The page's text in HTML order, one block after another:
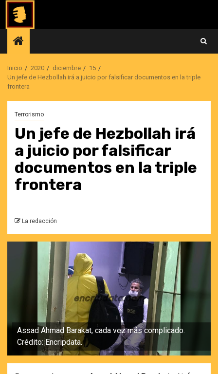
Saltar
contenido
Inicio 2020 diciembre
15
Un jefe de Hezbollah irá a juicio por falsificar documentos en la triple
frontera
Terrorismo
Un jefe de Hezbollah irá
a juicio por falsificar
documentos en la triple
frontera
La redacción
Assad Ahmad Barakat, cada vez más complicado.
Crédito: Encripdata.